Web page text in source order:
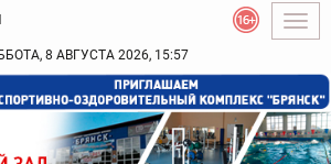
8 АВГУСТА 2026, 15:57